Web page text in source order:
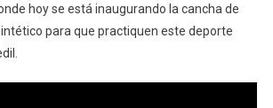
hoy se está inaugurando la cancha de
para que practiquen este deporte